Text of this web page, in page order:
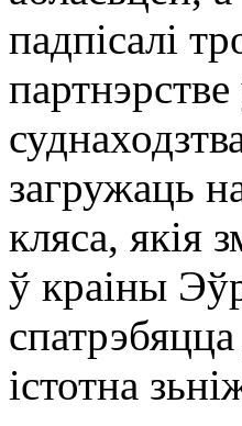
падпісалі
загружаць
кляса, якія
ў краіны
істотна